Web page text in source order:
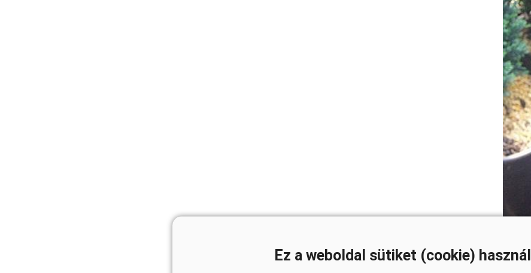
Ez a weboldal sütiket (cookie) használ